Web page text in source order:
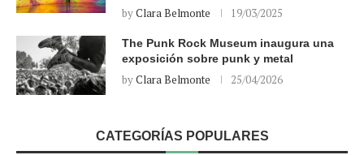
byClara Belmonte 19/03/2025
The Punk Rock Museum inaugura una
exposición sobre punk y metal
byClara Belmonte 25/04/2026
CATEGORÍAS POPULARES